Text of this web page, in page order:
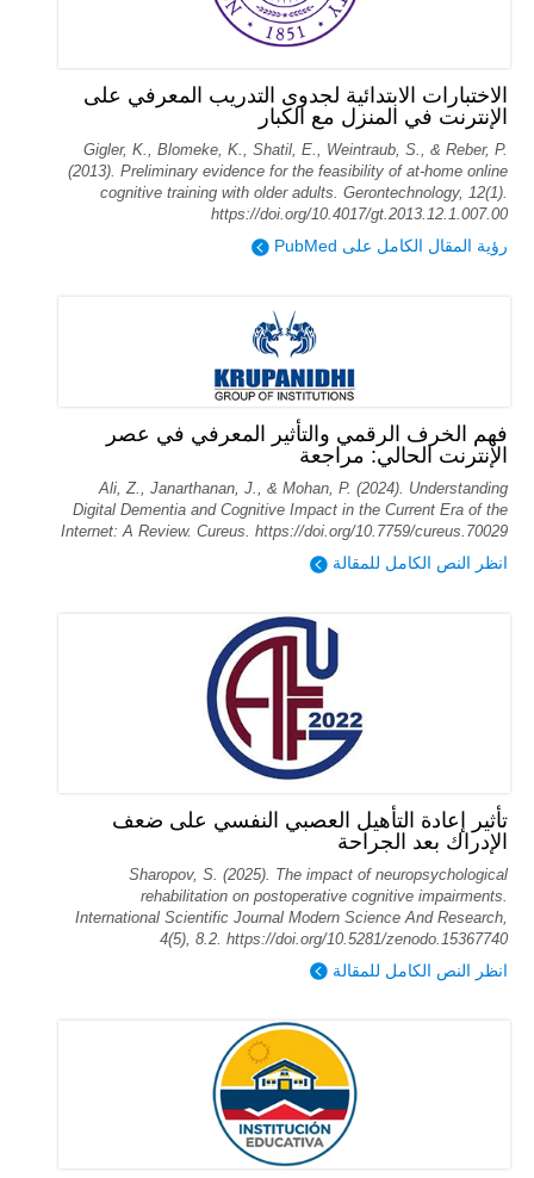
الاختبارات الابتدائية لجدوى التدريب المعرفي على
الإنترنت في المنزل مع الكبار
Gigler, K., Blomeke, K., Shatil, E., Weintraub, S., & Reber, P.
(2013). Preliminary evidence for the feasibility of at-home online
cognitive training with older adults. Gerontechnology, 12(1).
https://doi.org/10.4017/gt.2013.12.1.007.00
رؤية المقال الكامل على PubMed
فهم الخرف الرقمي والتأثير المعرفي في عصر
الإنترنت الحالي: مراجعة
Ali, Z., Janarthanan, J., & Mohan, P. (2024). Understanding
Digital Dementia and Cognitive Impact in the Current Era of the
Internet: A Review. Cureus. https://doi.org/10.7759/cureus.70029
انظر النص الكامل للمقالة
تأثير إعادة التأهيل العصبي النفسي على ضعف
الإدراك بعد الجراحة
Sharopov, S. (2025). The impact of neuropsychological
rehabilitation on postoperative cognitive impairments.
International Scientific Journal Modern Science And Research,
4(5), 8.2. https://doi.org/10.5281/zenodo.15367740
انظر النص الكامل للمقالة